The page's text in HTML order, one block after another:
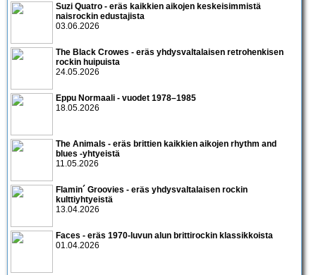
Suzi Quatro - eräs kaikkien aikojen keskeisimmistä
naisrockin edustajista
03.06.2026
The Black Crowes - eräs yhdysvaltalaisen retrohenkisen
rockin huipuista
24.05.2026
Eppu Normaali - vuodet 1978–1985
18.05.2026
The Animals - eräs brittien kaikkien aikojen rhythm and
blues -yhtyeistä
11.05.2026
Flamin´ Groovies - eräs yhdysvaltalaisen rockin
kulttiyhtyeistä
13.04.2026
Faces - eräs 1970-luvun alun brittirockin klassikkoista
01.04.2026